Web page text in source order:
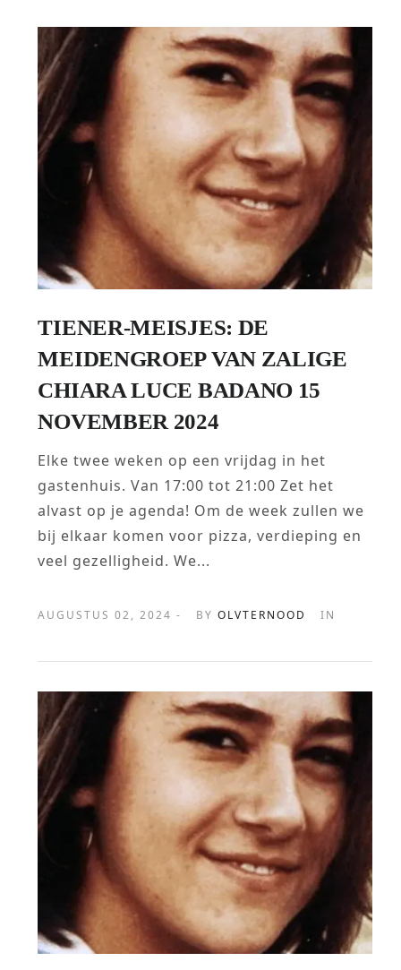
TIENER-MEISJES: DE
MEIDENGROEP VAN ZALIGE
CHIARA LUCE BADANO 15
NOVEMBER 2024
Elke twee weken op een vrijdag in het
gastenhuis. Van 17:00 tot 21:00 Zet het
alvast op je agenda! Om de week zullen we
bij elkaar komen voor pizza, verdieping en
veel gezelligheid. We...
AUGUSTUS 02, 2024 - BYOLVTERNOOD IN